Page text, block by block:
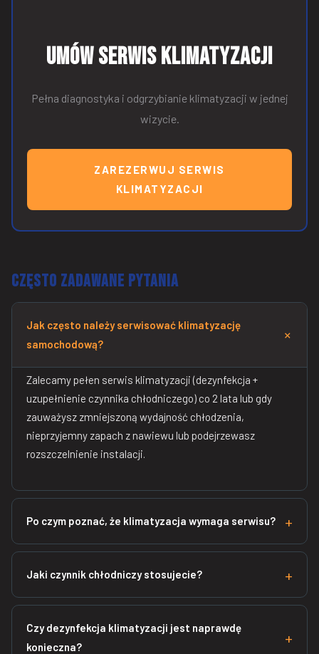
Umów serwis klimatyzacji
Pełna diagnostyka i odgrzybianie klimatyzacji w jednej
wizycie.
ZAREZERWUJ SERWIS
KLIMATYZACJI
Często zadawane pytania
Jak często należy serwisować klimatyzację
samochodową?
Zalecamy pełen serwis klimatyzacji (dezynfekcja +
uzupełnienie czynnika chłodniczego) co 2 lata lub gdy
zauważysz zmniejszoną wydajność chłodzenia,
nieprzyjemny zapach z nawiewu lub podejrzewasz
rozszczelnienie instalacji.
Po czym poznać, że klimatyzacja wymaga serwisu?
Jaki czynnik chłodniczy stosujecie?
Czy dezynfekcja klimatyzacji jest naprawdę
konieczna?